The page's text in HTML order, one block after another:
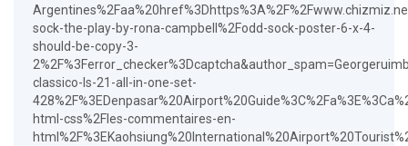
sock-the-play-by-rona-campbell%2Fodd-sock-poster-6-x-4-
should-be-copy-3-
classico-ls-21-all-in-one-set-
html-css%2Fles-commentaires-en-